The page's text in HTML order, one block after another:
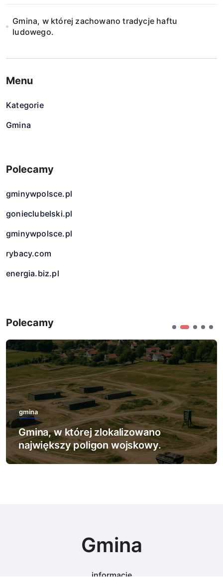
Gmina, w której zachowano tradycje haftu
ludowego.
Menu
Kategorie
Gmina
Polecamy
gminywpolsce.pl
gonieclubelski.pl
gminywpolsce.pl
rybacy.com
energia.biz.pl
Polecamy
gmina
Gmina, w której zlokalizowano
największy poligon wojskowy.
Gmina
informacje